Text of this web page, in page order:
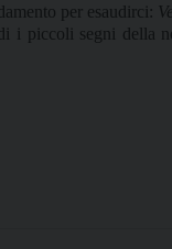
per esaudirci:
i piccoli segni della